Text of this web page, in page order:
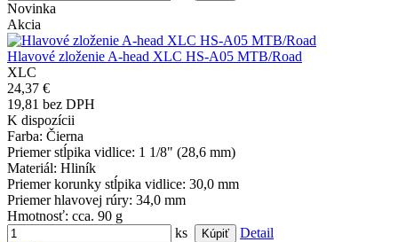
Novinka
Akcia
Hlavové zloženie A-head XLC HS-A05 MTB/Road
XLC
24,37 €
19,81 bez DPH
K dispozícii
Farba: Čierna
Priemer stĺpika vidlice: 1 1/8" (28,6 mm)
Materiál: Hliník
Priemer korunky stĺpika vidlice: 30,0 mm
Priemer hlavovej rúry: 34,0 mm
Hmotnosť: cca. 90 g
ks
Detail